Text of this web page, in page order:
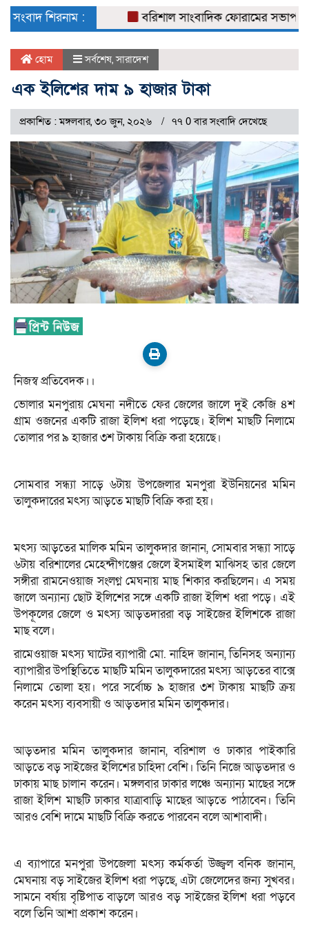
সংবাদ শিরনাম :
বরিশাল সাংবাদিক ফোরামের সভাপতি
হোম সর্বশেষ,সারাদেশ
এক ইলিশের দাম ৯ হাজার টাকা
প্রকাশিত : মঙ্গলবার, ৩০ জুন, ২০২৬ ৭৭ 0 বার সংবাদি দেখেছে
নিজস্ব প্রতিবেদক।।
ভোলার মনপুরায় মেঘনা নদীতে ফের জেলের জালে দুই কেজি ৪শ
গ্রাম ওজনের একটি রাজা ইলিশ ধরা পড়েছে। ইলিশ মাছটি নিলামে
তোলার পর ৯ হাজার ৩শ টাকায় বিক্রি করা হয়েছে।
সোমবার সন্ধ্যা সাড়ে ৬টায় উপজেলার মনপুরা ইউনিয়নের মমিন
তালুকদারের মৎস্য আড়তে মাছটি বিক্রি করা হয়।
মৎস্য আড়তের মালিক মমিন তালুকদার জানান, সোমবার সন্ধ্যা সাড়ে
৬টায় বরিশালের মেহেন্দীগঞ্জের জেলে ইসমাইল মাঝিসহ তার জেলে
সঙ্গীরা রামনেওয়াজ সংলগ্ন মেঘনায় মাছ শিকার করছিলেন। এ সময়
জালে অন্যান্য ছোট ইলিশের সঙ্গে একটি রাজা ইলিশ ধরা পড়ে। এই
উপকূলের জেলে ও মৎস্য আড়তদাররা বড় সাইজের ইলিশকে রাজা
মাছ বলে।
রামেওয়াজ মৎস্য ঘাটের ব্যাপারী মো. নাহিদ জানান, তিনিসহ অন্যান্য
ব্যাপারীর উপস্থিতিতে মাছটি মমিন তালুকদারের মৎস্য আড়তের বাক্সে
নিলামে তোলা হয়। পরে সর্বোচ্চ ৯ হাজার ৩শ টাকায় মাছটি ক্রয়
করেন মৎস্য ব্যবসায়ী ও আড়তদার মমিন তালুকদার।
আড়তদার মমিন তালুকদার জানান, বরিশাল ও ঢাকার পাইকারি
আড়তে বড় সাইজের ইলিশের চাহিদা বেশি। তিনি নিজে আড়তদার ও
ঢাকায় মাছ চালান করেন। মঙ্গলবার ঢাকার লঞ্চে অন্যান্য মাছের সঙ্গে
রাজা ইলিশ মাছটি ঢাকার যাত্রাবাড়ি মাছের আড়তে পাঠাবেন। তিনি
আরও বেশি দামে মাছটি বিক্রি করতে পারবেন বলে আশাবাদী।
এ ব্যাপারে মনপুরা উপজেলা মৎস্য কর্মকর্তা উজ্জ্বল বনিক জানান,
মেঘনায় বড় সাইজের ইলিশ ধরা পড়ছে, এটা জেলেদের জন্য সুখবর।
সামনে বর্ষায় বৃষ্টিপাত বাড়লে আরও বড় সাইজের ইলিশ ধরা পড়বে
বলে তিনি আশা প্রকাশ করেন।